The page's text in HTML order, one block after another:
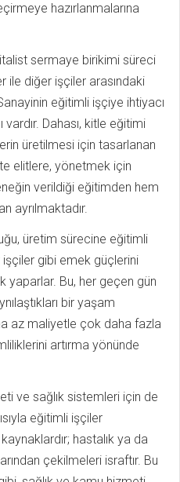
hazırlanmalarına
sermaye birikimi süreci
ile diğer işçiler arasındaki
eğitimli işçiye ihtiyacı
Dahası, kitle eğitimi
üretilmesi için tasarlanan
elitlere, yönetmek için
verildiği eğitimden hem
ayrılmaktadır.
üretim sürecine eğitimli
gibi emek güçlerini
Bu, her geçen gün
bir yaşam
az maliyetle çok daha fazla
artırma yönünde
ve sağlık sistemleri için de
eğitimli işçiler
hastalık ya da
çekilmeleri israftır. Bu